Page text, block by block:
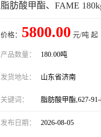
脂肪酸甲酯、FAME
价格： 5800.00 元/吨 起
产品数量： 180.00吨
发货地址： 山东省济南
关键词： 脂肪酸甲酯,627-
发布日期： 2026-08-05